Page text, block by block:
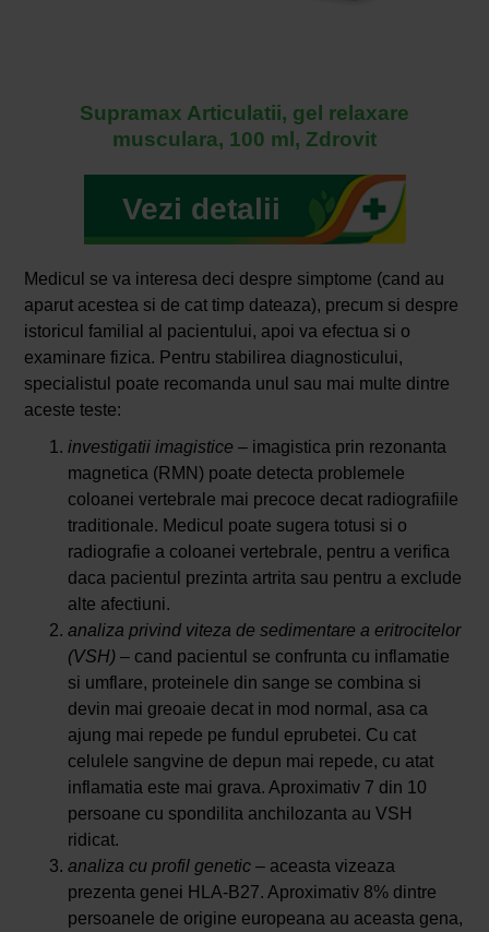
Supramax Articulatii, gel relaxare
musculara, 100 ml, Zdrovit
Vezi detalii
Medicul se va interesa deci despre simptome (cand au
aparut acestea si de cat timp dateaza), precum si despre
istoricul familial al pacientului, apoi va efectua si o
examinare fizica. Pentru stabilirea diagnosticului,
specialistul poate recomanda unul sau mai multe dintre
aceste teste:
investigatii imagistice – imagistica prin rezonanta
magnetica (RMN) poate detecta problemele
coloanei vertebrale mai precoce decat radiografiile
traditionale. Medicul poate sugera totusi si o
radiografie a coloanei vertebrale, pentru a verifica
daca pacientul prezinta artrita sau pentru a exclude
alte afectiuni.
analiza privind viteza de sedimentare a eritrocitelor
(VSH) – cand pacientul se confrunta cu inflamatie
si umflare, proteinele din sange se combina si
devin mai greoaie decat in ​​mod normal, asa ca
ajung mai repede pe fundul eprubetei. Cu cat
celulele sangvine de depun mai repede, cu atat
inflamatia este mai grava. Aproximativ 7 din 10
persoane cu spondilita anchilozanta au VSH
ridicat.
analiza cu profil genetic– aceasta vizeaza
prezenta genei HLA-B27. Aproximativ 8% dintre
persoanele de origine europeana au aceasta gena,